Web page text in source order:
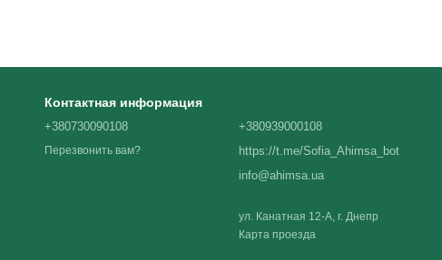
Контактная информация
+380730090108
Перезвонить вам?
+380939000108
https://t.me/Sofia_Ahimsa_bot
info@ahimsa.ua
ул. Канатная 12-А, г. Днепр
Карта проезда